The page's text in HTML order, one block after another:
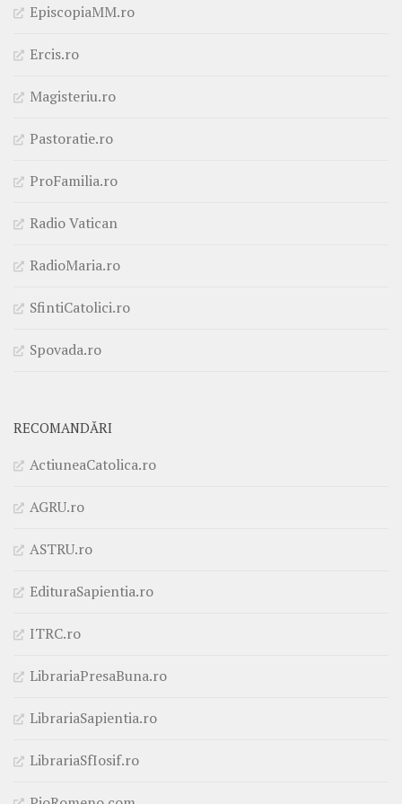
EpiscopiaMM.ro
Ercis.ro
Magisteriu.ro
Pastoratie.ro
ProFamilia.ro
Radio Vatican
RadioMaria.ro
SfintiCatolici.ro
Spovada.ro
RECOMANDĂRI
ActiuneaCatolica.ro
AGRU.ro
ASTRU.ro
EdituraSapientia.ro
ITRC.ro
LibrariaPresaBuna.ro
LibrariaSapientia.ro
LibrariaSfIosif.ro